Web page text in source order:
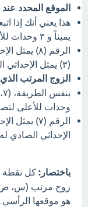
الموقع المحدد عند النقطة (٨،٣)
يميناً و ٣ وحدات للأعلى)، ستصل إلى موقع محطة القطار.
الرقم (٨)
(٣) يمثل الإحداثي الصادي لها.
الزوج المرتب
وحدات للأعلى
الإحداثي الصادي له.
باختصار: كل نقطة
زوج مرتب (س،
هو موقعها